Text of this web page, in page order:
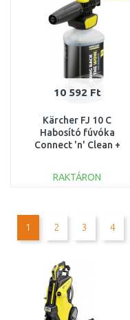
10 592 Ft
Kärcher FJ 10 C
Habosító fúvóka
Connect 'n' Clean +
2.643-144.0
RAKTÁRON
Összehasonlítás
1 2 3 4